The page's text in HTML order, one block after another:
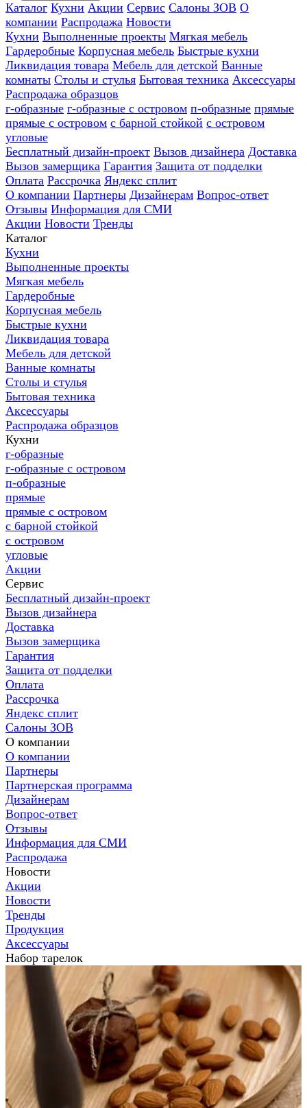
Каталог Кухни Акции Сервис Салоны ЗОВ О
компании Распродажа Новости
Кухни Выполненные проекты Мягкая мебель
Гардеробные Корпусная мебель Быстрые кухни
Ликвидация товара Мебель для детской Ванные
комнаты Столы и стулья Бытовая техника Аксессуары
Распродажа образцов
г-образные г-образные с островом п-образные прямые
прямые с островом с барной стойкой с островом
угловые
Бесплатный дизайн-проект Вызов дизайнера Доставка
Вызов замерщика Гарантия Защита от подделки
Оплата Рассрочка Яндекс сплит
О компании Партнеры Дизайнерам Вопрос-ответ
Отзывы Информация для СМИ
Акции Новости Тренды
Каталог
Кухни
Выполненные проекты
Мягкая мебель
Гардеробные
Корпусная мебель
Быстрые кухни
Ликвидация товара
Мебель для детской
Ванные комнаты
Столы и стулья
Бытовая техника
Аксессуары
Распродажа образцов
Кухни
г-образные
г-образные с островом
п-образные
прямые
прямые с островом
с барной стойкой
с островом
угловые
Акции
Сервис
Бесплатный дизайн-проект
Вызов дизайнера
Доставка
Вызов замерщика
Гарантия
Защита от подделки
Оплата
Рассрочка
Яндекс сплит
Салоны ЗОВ
О компании
О компании
Партнеры
Партнерская программа
Дизайнерам
Вопрос-ответ
Отзывы
Информация для СМИ
Распродажа
Новости
Акции
Новости
Тренды
Продукция
Аксессуары
Набор тарелок